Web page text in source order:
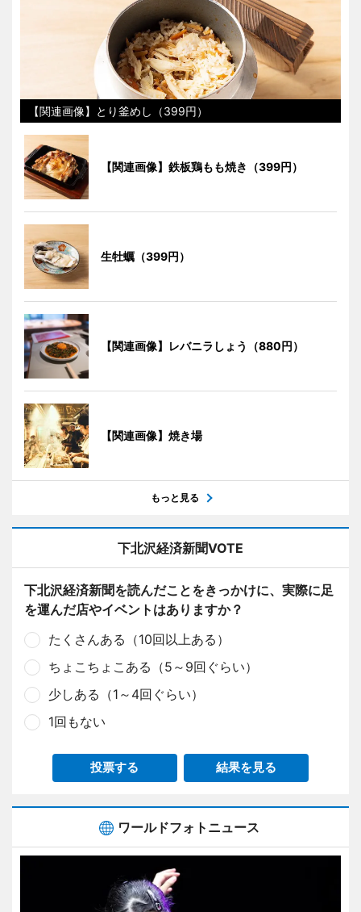
【関連画像】とり釜めし（399円）
【関連画像】鉄板鶏もも焼き（399円）
生牡蠣（399円）
【関連画像】レバニラしょう（880円）
【関連画像】焼き場
もっと見る
下北沢経済新聞VOTE
下北沢経済新聞を読んだことをきっかけに、実際に足
を運んだ店やイベントはありますか？
たくさんある（10回以上ある）
ちょこちょこある（5～9回ぐらい）
少しある（1～4回ぐらい）
1回もない
投票する 結果を見る
ワールドフォトニュース